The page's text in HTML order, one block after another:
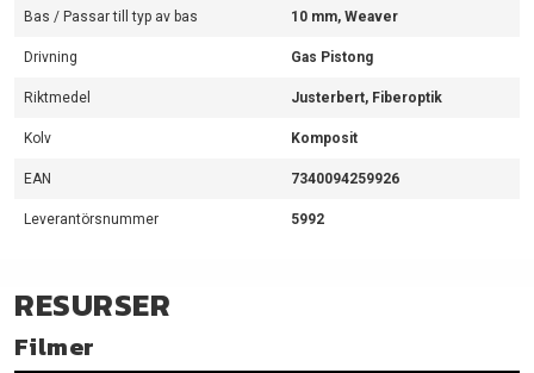
Bas / Passar till typ av bas 10 mm, Weaver
Drivning Gas Pistong
Riktmedel Justerbert, Fiberoptik
Kolv Komposit
EAN 7340094259926
Leverantörsnummer 5992
RESURSER
Filmer